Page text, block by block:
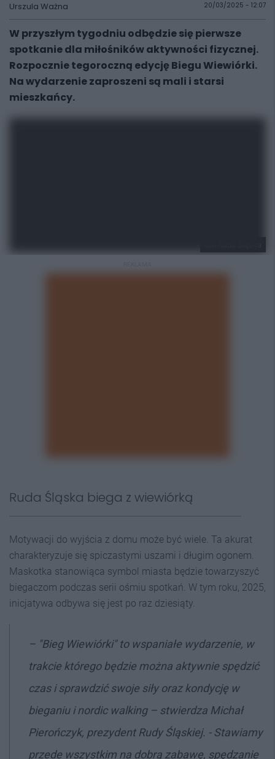
Urszula Ważna 20/03/2025 - 12:07
W przyszłym tygodniu odbędzie się pierwsze
spotkanie dla miłośników aktywności fizycznej.
Rozpocznie tegoroczną edycję Biegu Wiewiórki.
Na wydarzenie zaproszeni są mali i starsi
mieszkańcy.
Ruda Śląska biega z wiewiórką
Motywacji do wyjścia z domu może być wiele. Ta akurat
charakteryzuje się spiczastymi uszami i długim ogonem.
Maskotka stanowiąca symbol miasta będzie towarzyszyć
biegaczom podczas serii ośmiu spotkań. W tym roku, 2025,
inicjatywa odbywa się jest po raz dziesiąty.
– "Bieg Wiewiórki" to wspaniałe wydarzenie, w
trakcie którego będzie można aktywnie spędzić
czas i sprawdzić swoje siły oraz kondycję w
bieganiu i nordic walking – stwierdza Michał
Pierończyk, prezydent Rudy Śląskiej. - Stawiamy
przede wszystkim na dobrą zabawę, spędzanie